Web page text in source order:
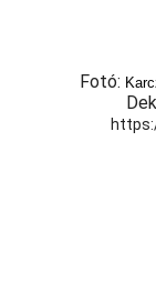
Fotó: